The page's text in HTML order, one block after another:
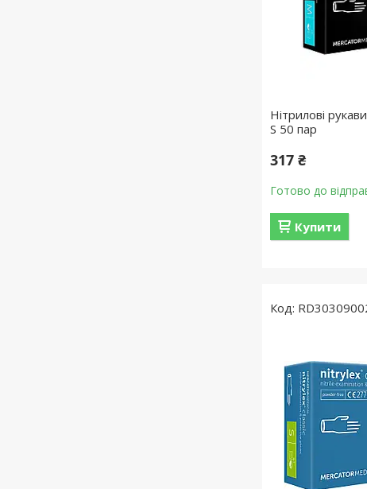
Нітрилові
S 50 пар
317 ₴
Готово до
Купити